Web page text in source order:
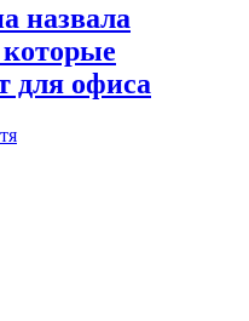
назвала
для офиса